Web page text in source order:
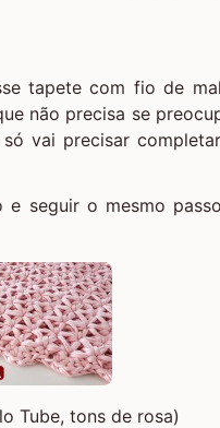
tapete com fio de
não precisa se
vai precisar
seguir o mesmo
Tube, tons de rosa)